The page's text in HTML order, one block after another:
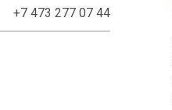
+7 473 277 07 44